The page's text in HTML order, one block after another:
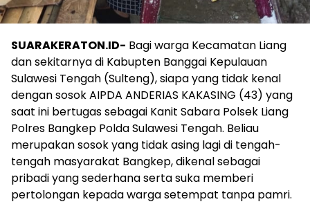
SUARAKERATON.ID- Bagi warga Kecamatan Liang
dan sekitarnya di Kabupten Banggai Kepulauan
Sulawesi Tengah (Sulteng), siapa yang tidak kenal
dengan sosok AIPDA ANDERIAS KAKASING (43) yang
saat ini bertugas sebagai Kanit Sabara Polsek Liang
Polres Bangkep Polda Sulawesi Tengah. Beliau
merupakan sosok yang tidak asing lagi di tengah-
tengah masyarakat Bangkep, dikenal sebagai
pribadi yang sederhana serta suka memberi
pertolongan kepada warga setempat tanpa pamri.